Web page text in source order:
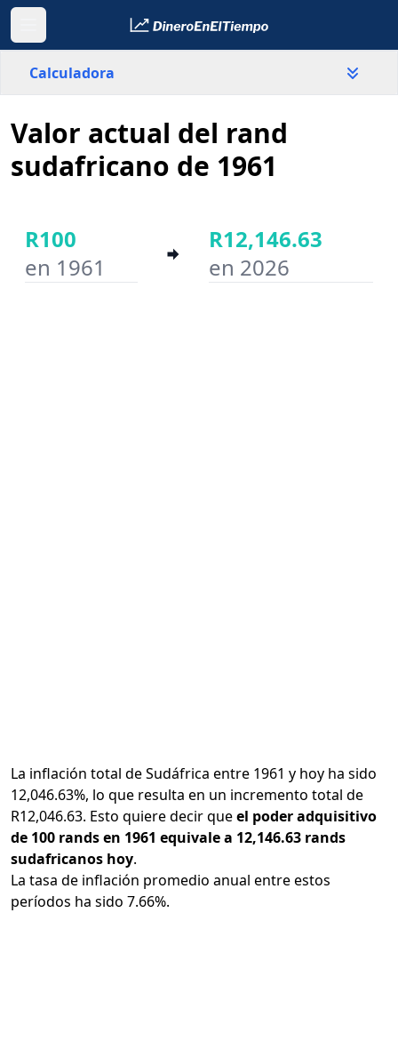
Calculadora
Sudáfrica
País
Año inicial
Valor actual del rand
sudafricano de 1961
R100
en 1961
R12,146.63
en 2026
La inflación total de Sudáfrica entre 1961 y hoy ha sido
12,046.63%, lo que resulta en un incremento total de
R12,046.63. Esto quiere decir queel poder adquisitivo
de 100 rands en 1961 equivale a 12,146.63 rands
sudafricanos hoy.
La tasa de inflación promedio anual entre estos
períodos ha sido 7.66%.